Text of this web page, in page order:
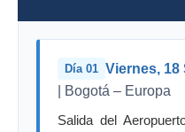
Día 01 Viernes, 18
| Bogotá – Europa
Salida del